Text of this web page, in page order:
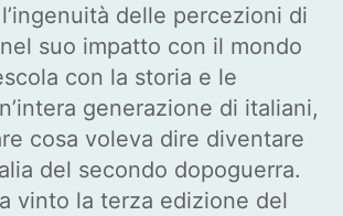
delle percezioni di
suo impatto con il mondo
con la storia e le
generazione di italiani,
cosa voleva dire diventare
del secondo dopoguerra.
vinto la terza edizione del